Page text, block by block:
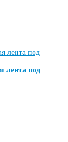
лента под